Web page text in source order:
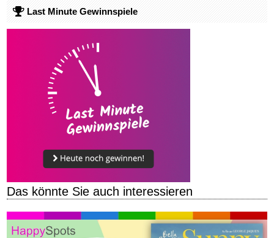
Last Minute Gewinnspiele
Das könnte Sie auch interessieren